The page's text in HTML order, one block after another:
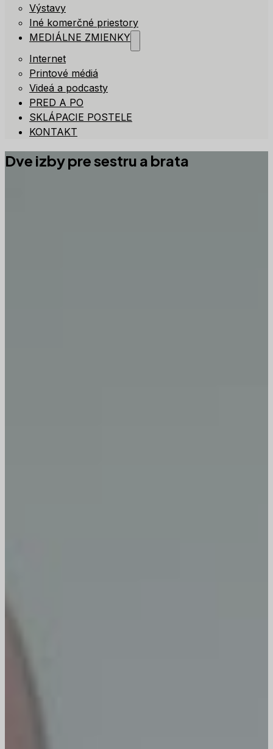
Výstavy
Iné komerčné priestory
MEDIÁLNE ZMIENKY
Internet
Printové médiá
Videá a podcasty
PRED A PO
SKLÁPACIE POSTELE
KONTAKT
Dve izby pre sestru a brata